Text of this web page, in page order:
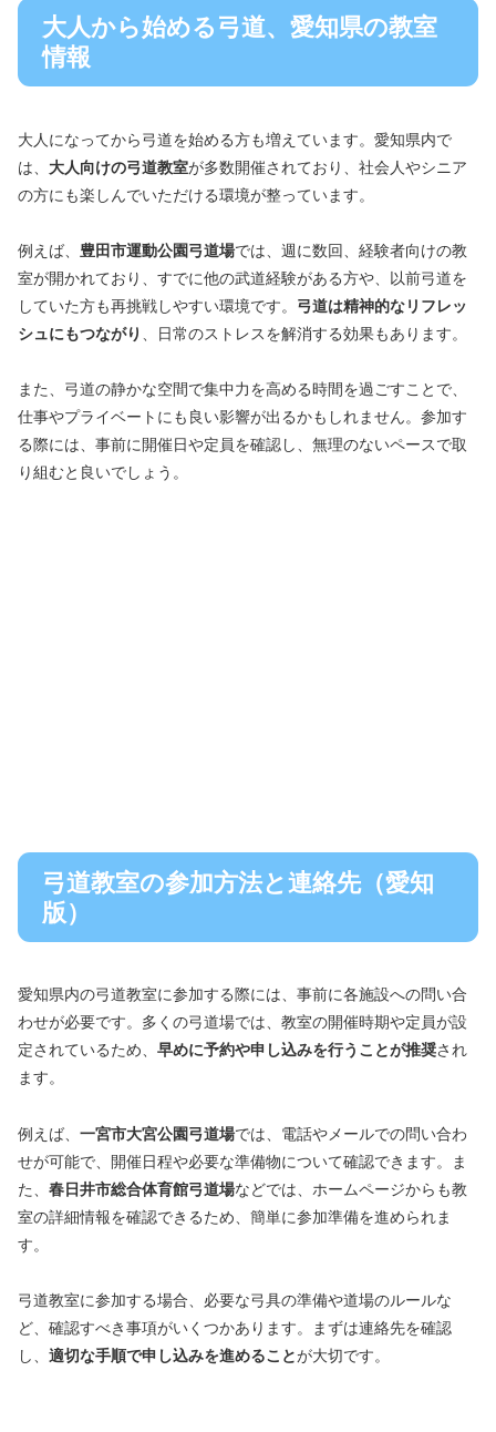
大人から始める弓道、愛知県の教室
情報
大人になってから弓道を始める方も増えています。愛知県内で
は、 大人向けの弓道教室が多数開催されており、社会人やシニア
の方にも楽しんでいただける環境が整っています。
例えば、 豊田市運動公園弓道場では、週に数回、経験者向けの教
室が開かれており、すでに他の武道経験がある方や、以前弓道を
していた方も再挑戦しやすい環境です。 弓道は精神的なリフレッ
シュにもつながり
、日常のストレスを解消する効果もあります。
また、弓道の静かな空間で集中力を高める時間を過ごすことで、
仕事やプライベートにも良い影響が出るかもしれません。参加す
る際には、事前に開催日や定員を確認し、無理のないペースで取
り組むと良いでしょう。
弓道教室の参加方法と連絡先（愛知
版）
愛知県内の弓道教室に参加する際には、事前に各施設への問い合
わせが必要です。多くの弓道場では、教室の開催時期や定員が設
定されているため、 早めに予約や申し込みを行うことが推奨され
ます。
例えば、 一宮市大宮公園弓道場では、電話やメールでの問い合わ
せが可能で、開催日程や必要な準備物について確認できます。ま
た、 春日井市総合体育館弓道場などでは、ホームページからも教
室の詳細情報を確認できるため、簡単に参加準備を進められま
す。
弓道教室に参加する場合、必要な弓具の準備や道場のルールな
ど、確認すべき事項がいくつかあります。まずは連絡先を確認
し、 適切な手順で申し込みを進めることが大切です。